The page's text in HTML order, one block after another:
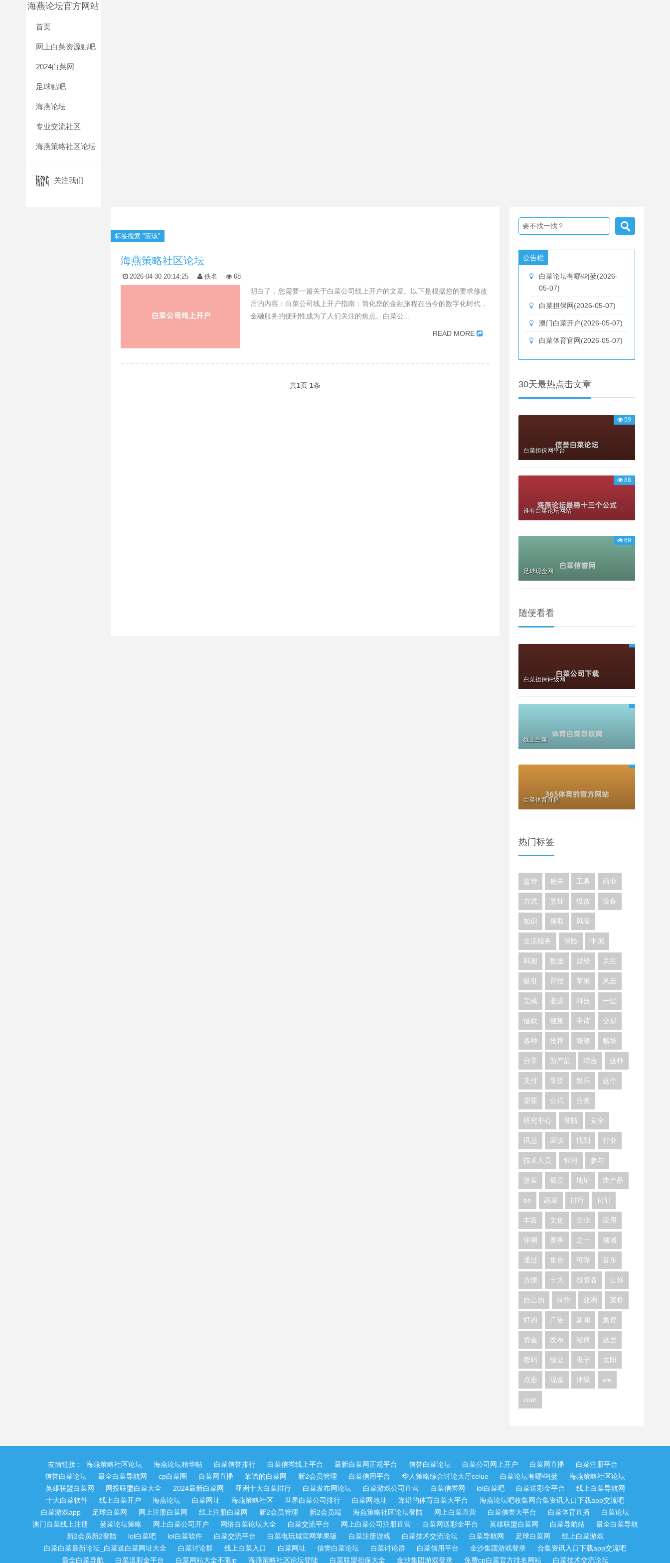
海燕论坛官方网站
首页
网上白菜资源贴吧
2024白菜网
足球贴吧
海燕论坛
专业交流社区
海燕策略社区论坛
关注我们
标签搜索 "应该"
海燕策略社区论坛
2026-04-30 20:14:25 佚名 68
明白了，您需要一篇关于白菜公司线上开户的文章。以下是根据您的要求修改
后的内容：白菜公司线上开户指南：简化您的金融旅程在当今的数字化时代，
金融服务的便利性成为了人们关注的焦点。白菜公...
READ MORE
共1页 1条
公告栏
白菜论坛有哪些|菠(2026-
05-07)
白菜担保网(2026-05-07)
澳门白菜开户(2026-05-07)
白菜体育官网(2026-05-07)
30天最热点击文章
59
白菜担保网平台
88
谁有白菜论坛网站
69
足球现金网
随便看看
白菜担保评级网
线上白菜
白菜体育直播
热门标签
监管 相关 工具 商业
方式 烹饪 投放 设备
知识 领取 风险
生活服务 保险 中国
韩国 数据 财经 关注
吸引 评估 苹果 风云
完成 老虎 科技 一些
借款 搜集 申请 交易
各种 推荐 能够 赌场
分享 新产品 综合 这样
支付 享受 娱乐 这个
需要 公式 分类
研究中心 登陆 安全
讯息 应该 找到 行业
技术人员 银河 参与
菠菜 额度 地址 农产品
be 蔬菜 排行 它们
丰富 文化 企业 应用
评测 赛事 之一 领域
通过 集合 可靠 音乐
方便 十大 投资者 让你
自己的 制作 亚洲 菜肴
好的 广告 新闻 集资
资金 发布 经典 这里
密码 验证 电子 太阳
点击 现金 评级 we
com
友情链接 : 海燕策略社区论坛 海燕论坛精华帖 白菜信誉排行 白菜信誉线上平台 最新白菜网正规平台 信誉白菜论坛 白菜公司网上开户 白菜网直播
白菜注册平台
信誉白菜论坛
最全白菜导航网 cp白菜圈 白菜网直播 靠谱的白菜网 新2会员管理 白菜信用平台 华人策略综合讨论大厅celue 白菜论坛有哪些|菠
海燕策略社区论坛
英雄联盟白菜网
网投联盟白菜大全 2024最新白菜网 亚洲十大白菜排行 白菜发布网论坛 白菜游戏公司直营 白菜信誉网 lol白菜吧 白菜送彩金平台
线上白菜导航网
十大白菜软件
线上白菜开户 海燕论坛 白菜网址 海燕策略社区 世界白菜公司排行 白菜网地址 靠谱的体育白菜大平台
海燕论坛吧收集网合集资讯入口下载app交流吧
白菜游戏app
足球白菜网 网上注册白菜网 线上注册白菜网 新2会员管理 新2会员端 海燕策略社区论坛登陆 网上白菜直营 白菜信誉大平台 白菜体育直播
白菜论坛
澳门白菜线上注册
菠菜论坛策略 网上白菜公司开户 网络白菜论坛大全 白菜交流平台 网上白菜公司注册直营 白菜网送彩金平台 英雄联盟白菜网 白菜导航站
最全白菜导航
新2会员新2登陆
lol白菜吧 lol白菜软件 白菜交流平台 白菜电玩城官网苹果版 白菜注册游戏 白菜技术交流论坛 白菜导航网 足球白菜网
线上白菜游戏
白菜白菜最新论坛_白菜送白菜网址大全
白菜讨论群 线上白菜入口 白菜网址 信誉白菜论坛 白菜讨论群 白菜信用平台 金沙集团游戏登录
合集资讯入口下载app交流吧
最全白菜导航
白菜送彩金平台 白菜网站大全不限ip 海燕策略社区论坛登陆 白菜联盟担保大全 金沙集团游戏登录 免费cp白菜官方排名网站 白菜技术交流论坛